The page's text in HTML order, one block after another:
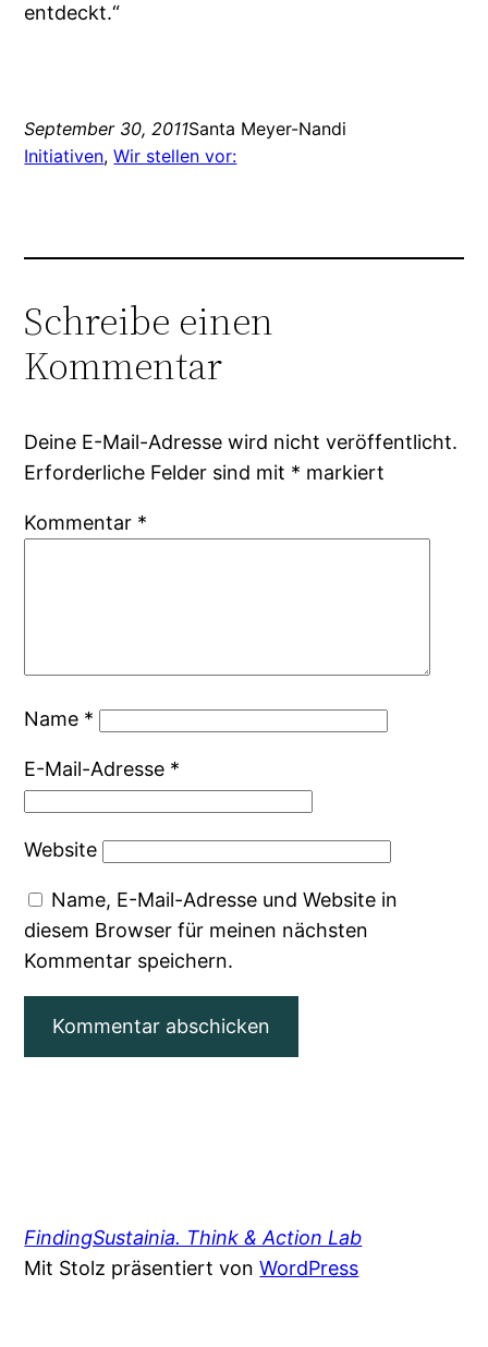
entdeckt.“
September 30, 2011Santa Meyer-Nandi
Initiativen, Wir stellen vor:
Schreibe einen
Kommentar
Deine E-Mail-Adresse wird nicht veröffentlicht.
Erforderliche Felder sind mit * markiert
Kommentar *
Name *
E-Mail-Adresse *
Website
Name, E-Mail-Adresse und Website in
diesem Browser für meinen nächsten
Kommentar speichern.
FindingSustainia. Think & Action Lab
Mit Stolz präsentiert vonWordPress